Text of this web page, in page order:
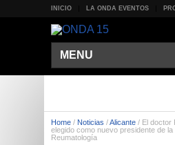
INICIO LA ONDA EVENTOS
MENU
Home / Noticias /Alicante / El doctor
elegido como nuevo presidente de
Reumatología